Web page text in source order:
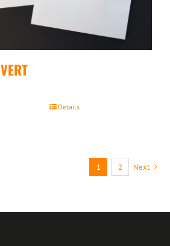
Details
1 2 Next